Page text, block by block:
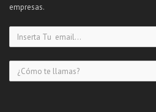
empresas.